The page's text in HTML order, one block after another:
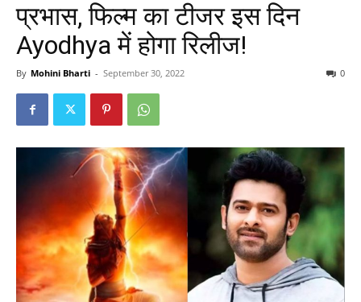
प्रभास, फिल्म का टीजर इस दिन
Ayodhya में होगा रिलीज!
By Mohini Bharti - September 30, 2022 0